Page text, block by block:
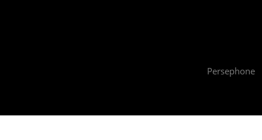
Persephone